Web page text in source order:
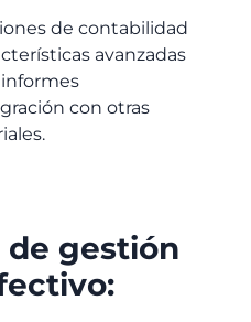
de contabilidad
avanzadas
con otras
gestión